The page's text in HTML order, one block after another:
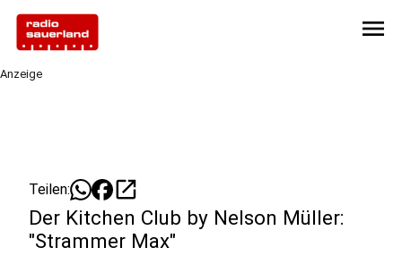
menu
Anzeige
Teilen: open_in_new
Der Kitchen Club by Nelson Müller:
"Strammer Max"